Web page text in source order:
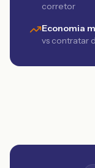
corretor
Economia
vs contratar